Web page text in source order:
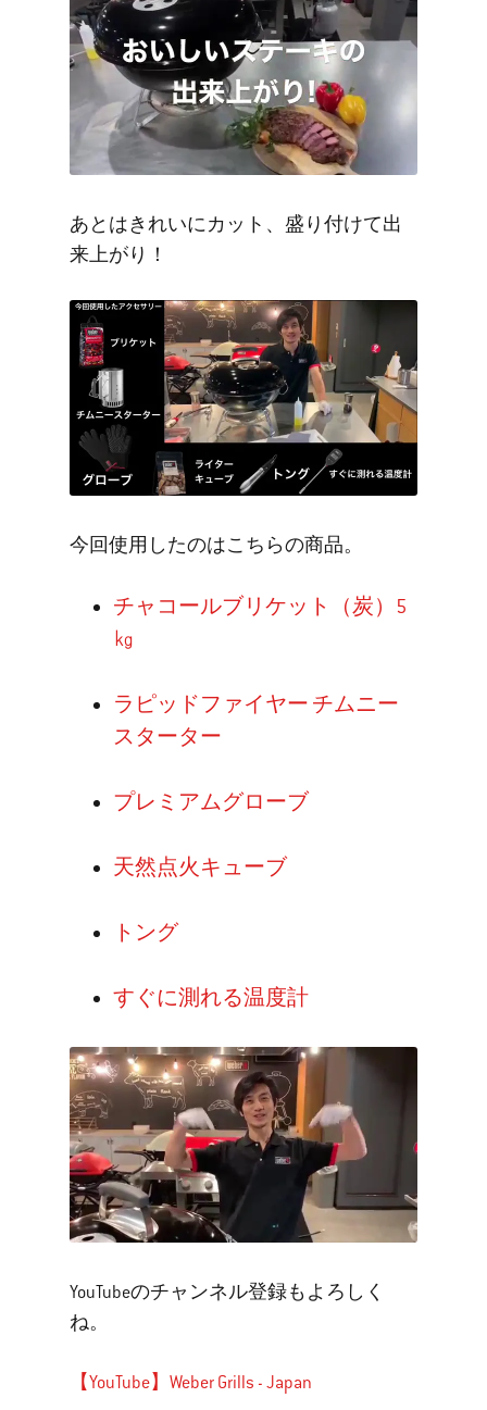
あとはきれいにカット、盛り付けて出
来上がり！
今回使用したのはこちらの商品。
チャコールブリケット（炭）5
㎏
ラピッドファイヤー チムニー
スターター
プレミアムグローブ
天然点火キューブ
トング
すぐに測れる温度計
YouTubeのチャンネル登録もよろしく
ね。
【YouTube】Weber Grills - Japan